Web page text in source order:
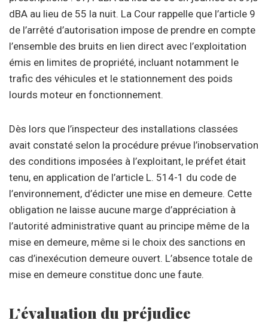
dBA au lieu de 55 la nuit. La Cour rappelle que l’article 9
de l’arrêté d’autorisation impose de prendre en compte
l’ensemble des bruits en lien direct avec l’exploitation
émis en limites de propriété, incluant notamment le
trafic des véhicules et le stationnement des poids
lourds moteur en fonctionnement.
Dès lors que l’inspecteur des installations classées
avait constaté selon la procédure prévue l’inobservation
des conditions imposées à l’exploitant, le préfet était
tenu, en application de l’article L. 514-1 du code de
l’environnement, d’édicter une mise en demeure. Cette
obligation ne laisse aucune marge d’appréciation à
l’autorité administrative quant au principe même de la
mise en demeure, même si le choix des sanctions en
cas d’inexécution demeure ouvert. L’absence totale de
mise en demeure constitue donc une faute.
L’évaluation du préjudice